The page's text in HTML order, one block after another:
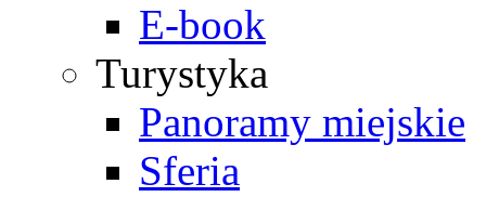
E-book
Turystyka
Panoramy miejskie
Sferia